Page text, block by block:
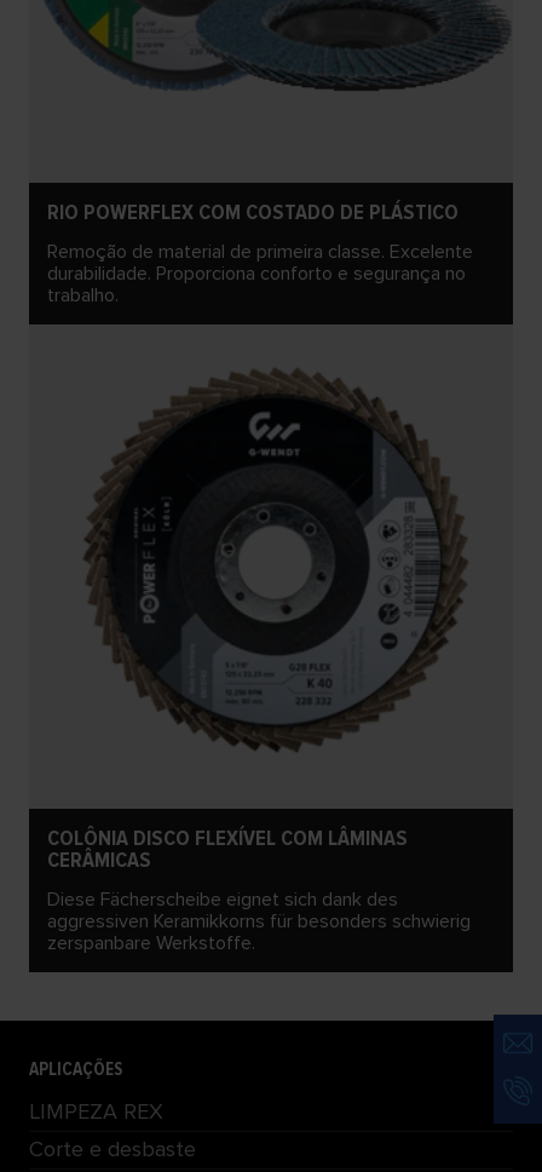
RIO POWERFLEX COM COSTADO DE PLÁSTICO
Remoção de material de primeira classe. Excelente
durabilidade. Proporciona conforto e segurança no
trabalho.
COLÔNIA DISCO FLEXÍVEL COM LÂMINAS
CERÂMICAS
Diese Fächerscheibe eignet sich dank des
aggressiven Keramikkorns für besonders schwierig
zerspanbare Werkstoffe.
APLICAÇÕES
LIMPEZA REX
Corte e desbaste